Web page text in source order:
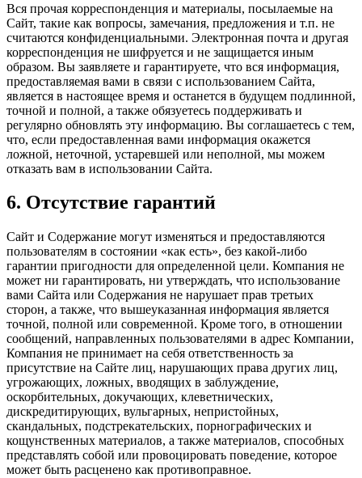
Вся прочая корреспонденция и материалы, посылаемые на
Сайт, такие как вопросы, замечания, предложения и т.п. не
считаются конфиденциальными. Электронная почта и другая
корреспонденция не шифруется и не защищается иным
образом. Вы заявляете и гарантируете, что вся информация,
предоставляемая вами в связи с использованием Сайта,
является в настоящее время и останется в будущем подлинной,
точной и полной, а также обязуетесь поддерживать и
регулярно обновлять эту информацию. Вы соглашаетесь с тем,
что, если предоставленная вами информация окажется
ложной, неточной, устаревшей или неполной, мы можем
отказать вам в использовании Сайта.
6. Отсутствие гарантий
Сайт и Содержание могут изменяться и предоставляются
пользователям в состоянии «как есть», без какой-либо
гарантии пригодности для определенной цели. Компания не
может ни гарантировать, ни утверждать, что использование
вами Сайта или Содержания не нарушает прав третьих
сторон, а также, что вышеуказанная информация является
точной, полной или современной. Кроме того, в отношении
сообщений, направленных пользователями в адрес Компании,
Компания не принимает на себя ответственность за
присутствие на Сайте лиц, нарушающих права других лиц,
угрожающих, ложных, вводящих в заблуждение,
оскорбительных, докучающих, клеветнических,
дискредитирующих, вульгарных, непристойных,
скандальных, подстрекательских, порнографических и
кощунственных материалов, а также материалов, способных
представлять собой или провоцировать поведение, которое
может быть расценено как противоправное.